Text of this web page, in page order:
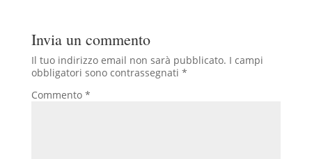
Invia un commento
Il tuo indirizzo email non sarà pubblicato. I campi
obbligatori sono contrassegnati *
Commento *